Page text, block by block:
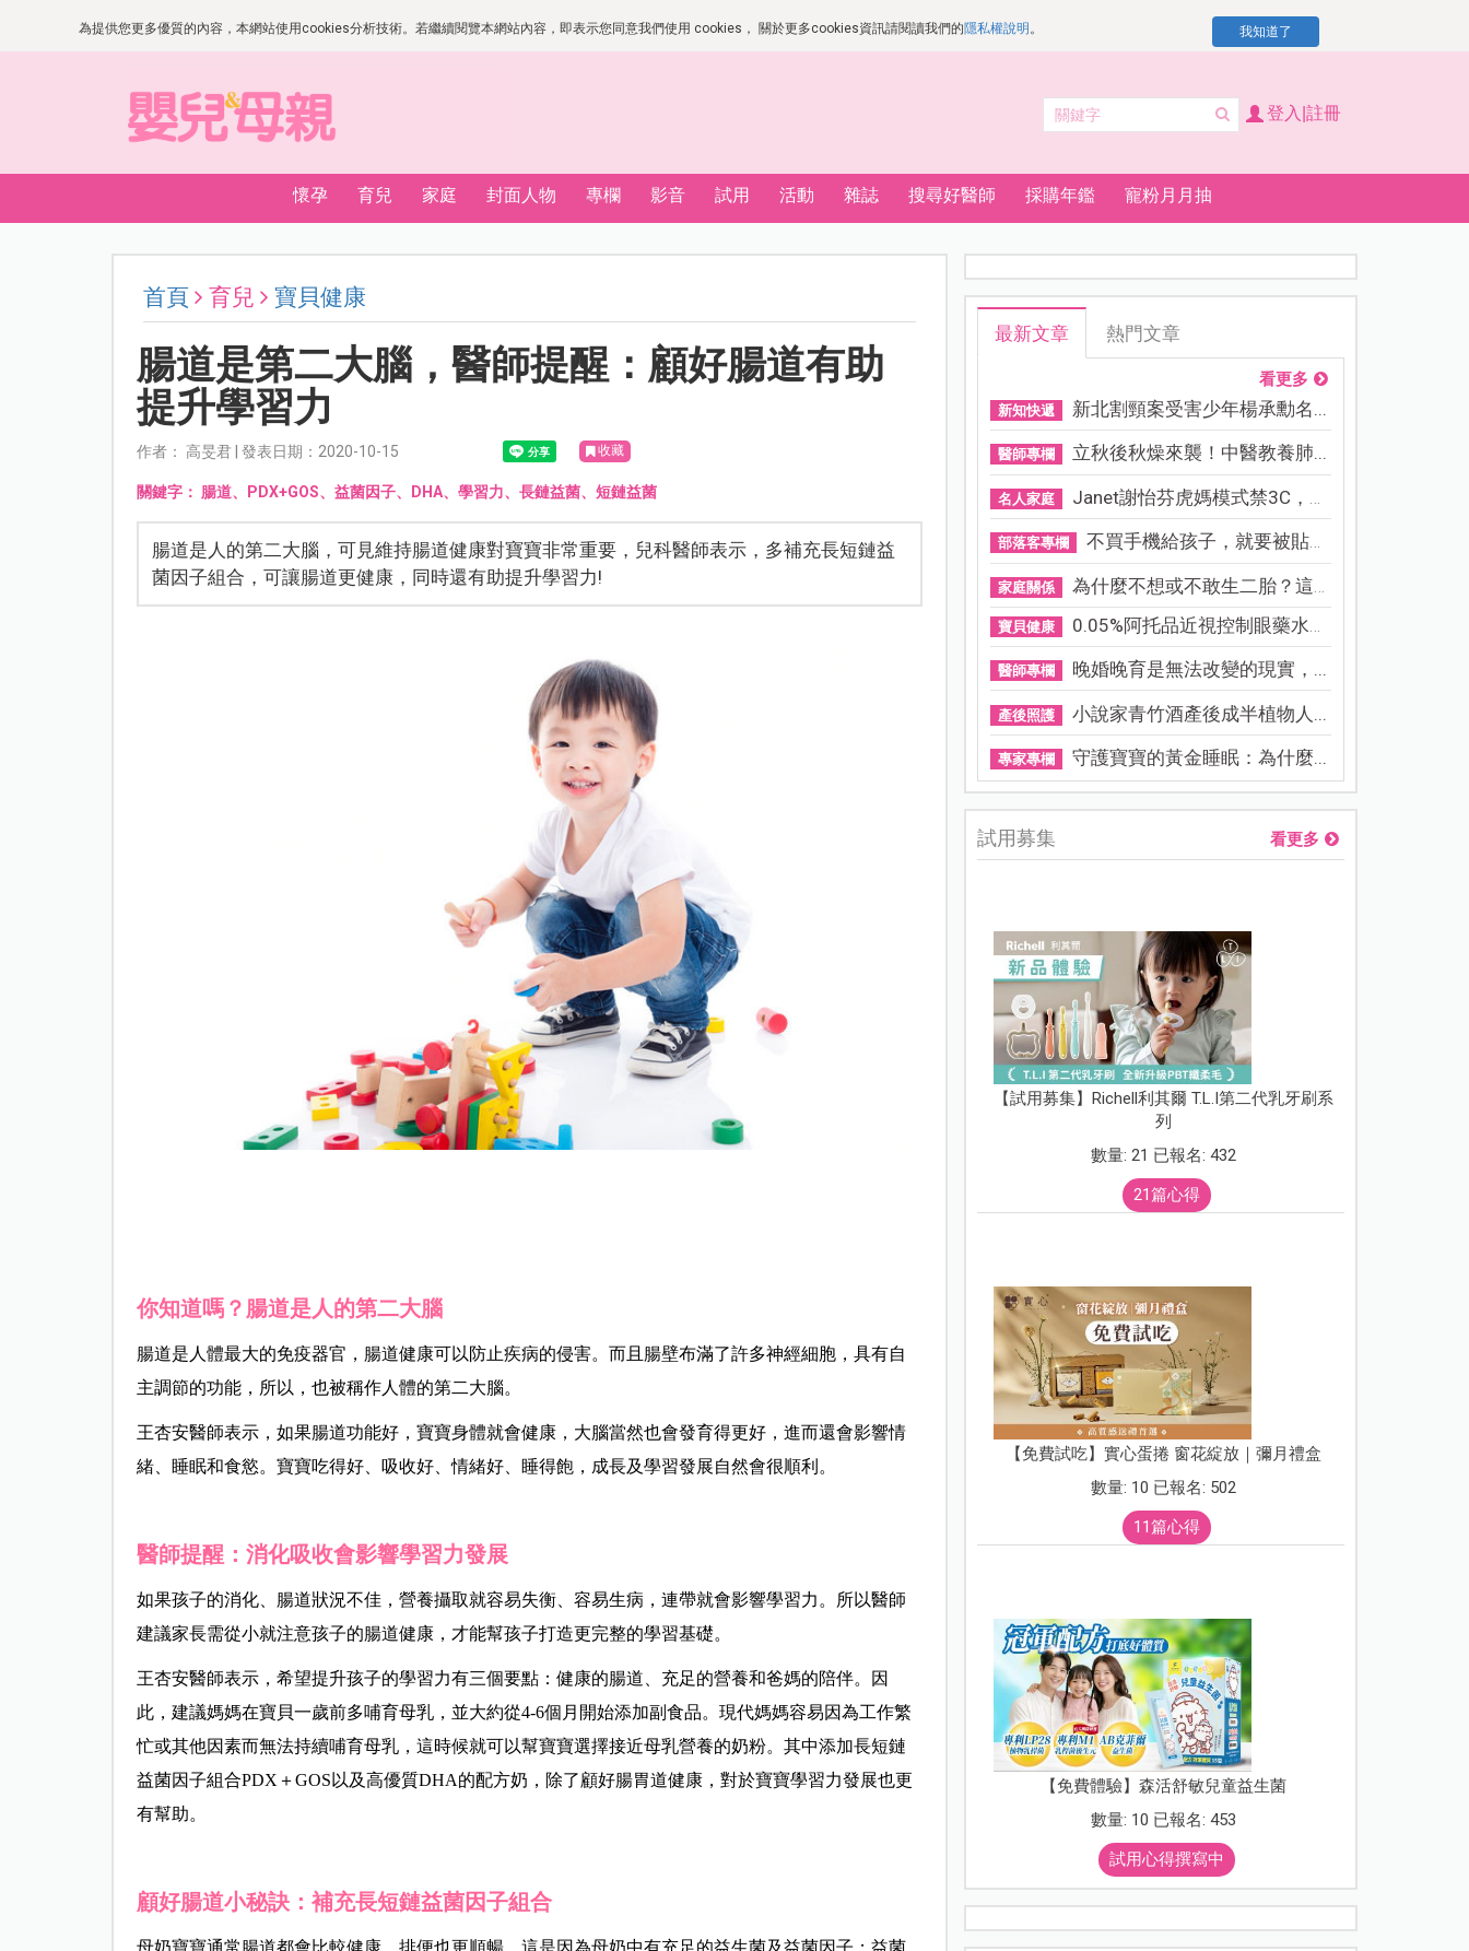
為提供您更多優質的內容，本網站使用cookies分析技術。若繼續閱覽本網站內容，即表示您同意我們使用 cookies， 關於更多cookies資訊請閱讀我們的隱私權說明 。 我知道了
登入|註冊
懷孕 育兒 家庭 封面人物 專欄 影音 試用 活動 雜誌 搜尋好醫師 採購年鑑 寵粉月月抽
首頁 育兒 寶貝健康
腸道是第二大腦，醫師提醒：顧好腸道有助
提升學習力
作者： 高旻君 | 發表日期：2020-10-15 收藏
關鍵字： 腸道、PDX+GOS、益菌因子、DHA、學習力、長鏈益菌、短鏈益菌
腸道是人的第二大腦，可見維持腸道健康對寶寶非常重要，兒科醫師表示，多補充長短鏈益
菌因子組合，可讓腸道更健康，同時還有助提升學習力!
你知道嗎？腸道是人的第二大腦
腸道是人體最大的免疫器官，腸道健康可以防止疾病的侵害。而且腸壁布滿了許多神經細胞，具有自
主調節的功能，所以，也被稱作人體的第二大腦。
王杏安醫師表示，如果腸道功能好，寶寶身體就會健康，大腦當然也會發育得更好，進而還會影響情
緒、睡眠和食慾。寶寶吃得好、吸收好、情緒好、睡得飽，成長及學習發展自然會很順利。
醫師提醒：消化吸收會影響學習力發展
如果孩子的消化、腸道狀況不佳，營養攝取就容易失衡、容易生病，連帶就會影響學習力。所以醫師
建議家長需從小就注意孩子的腸道健康，才能幫孩子打造更完整的學習基礎。
王杏安醫師表示，希望提升孩子的學習力有三個要點：健康的腸道、充足的營養和爸媽的陪伴。因
此，建議媽媽在寶貝一歲前多哺育母乳，並大約從4-6個月開始添加副食品。現代媽媽容易因為工作繁
忙或其他因素而無法持續哺育母乳，這時候就可以幫寶寶選擇接近母乳營養的奶粉。其中添加長短鏈
益菌因子組合PDX＋GOS以及高優質DHA的配方奶，除了顧好腸胃道健康，對於寶寶學習力發展也更
有幫助。
顧好腸道小秘訣：補充長短鏈益菌因子組合
母奶寶寶通常腸道都會比較健康，排便也更順暢，這是因為母奶中有充足的益生菌及益菌因子；益菌
最新文章 熱門文章
看更多
新知快遞 新北割頸案受害少年楊承勳名...
醫師專欄 立秋後秋燥來襲！中醫教養肺...
名人家庭 Janet謝怡芬虎媽模式禁3C，看...
部落客專欄 不買手機給孩子，就要被貼「...
家庭關係 為什麼不想或不敢生二胎？這8...
寶貝健康 0.05%阿托品近視控制眼藥水納...
醫師專欄 晚婚晚育是無法改變的現實，...
產後照護 小說家青竹酒產後成半植物人...
專家專欄 守護寶寶的黃金睡眠：為什麼...
試用募集 看更多
【試用募集】Richell利其爾 T.L.I第二代乳牙刷系
列
數量: 21 已報名: 432
21篇心得
【免費試吃】實心蛋捲 窗花綻放｜彌月禮盒
數量: 10 已報名: 502
11篇心得
【免費體驗】森活舒敏兒童益生菌
數量: 10 已報名: 453
試用心得撰寫中